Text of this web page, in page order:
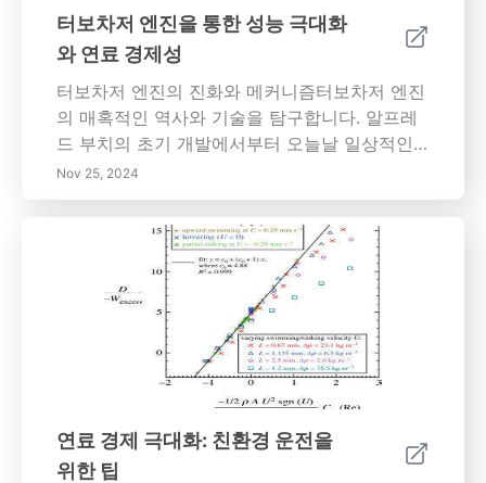
렌드에 대한 정보를 유지하세요.
터보차저 엔진을 통한 성능 극대화
와 연료 경제성
터보차저 엔진의 진화와 메커니즘터보차저 엔진
의 매혹적인 역사와 기술을 탐구합니다. 알프레
드 부치의 초기 개발에서부터 오늘날 일상적인
차량에서의 현대적 응용에 이르기까지. 터보차저
가 배기 가스 에너지를 활용하여 엔진 크기를 늘
리지 않고도 출력 성능을 향상시키는 방법을 배
웁니다. 향상된 연료 경제성과 배기 가스 감소를
포함한 터보차저 엔진의 중요한 이점을 발견하
고, 터보 레이그와 열 관리의 도전 과제를 살펴봅
니다. 미래를 바라보며, 혼합 및 전기 자동차의
변화하는 환경 속에서 터보차징의 지속적인 혁
신과 역할을 파고듭니다. 이 포괄적인 가이드는
생태를 고려한 소비자와 자동차 애호가 모두에
게 필수적인 터보차저 기술의 이점과 도전 과제
를 강조합니다.
Nov 25, 2024
연료 경제 극대화: 친환경 운전을
위한 팁